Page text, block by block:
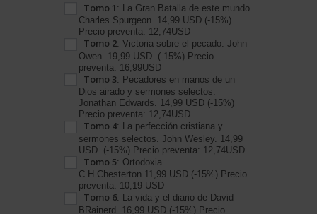
Cristianos
Distribuidora
Certeza
Tomo 1 : La Gran Batalla de este mundo.
Charles Spurgeon. 14,99 USD (-15%)
Precio preventa: 12,74USD
Tomo 2: Victoria sobre el pecado. John
Owen. 19,99 USD. (-15%) Precio
preventa: 16,99USD
Tomo 3: Pecadores en manos de un
Dios airado y sermones selectos.
Jonathan Edwards. 14,99 USD (-15%)
Precio preventa: 12,74USD
Tomo 4: La perfección cristiana y
sermones selectos. John Wesley. 14,99
USD. (-15%) Precio preventa: 12,74USD
Tomo 5: Ortodoxia.
C.H.Chesterton.11,99 USD (-15%) Precio
preventa: 10,19 USD
Tomo 6: La vida y el diario de David
BRainerd. 16,99 USD (-15%) Precio